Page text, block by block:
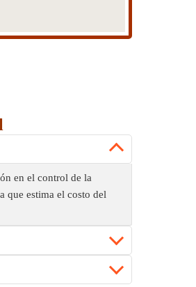
en el control de la
que estima el costo del